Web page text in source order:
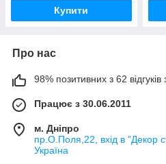
Купити
Про нас
98% позитивних з 62 відгуків
Працює з 30.06.2011
м. Дніпро
пр.О.Поля,22, вхід в "Декор
Україна